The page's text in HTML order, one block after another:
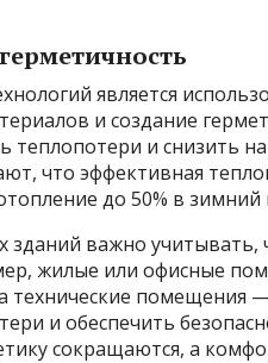
является
и создание
и снизить
что эффективная
до 50% в зимний
зданий важно
жилые или офисные
технические
и обеспечить
сокращаются, а